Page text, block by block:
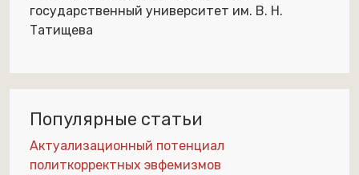
государственный университет им. В. Н.
Татищева
Популярные статьи
Актуализационный потенциал
политкорректных эвфемизмов